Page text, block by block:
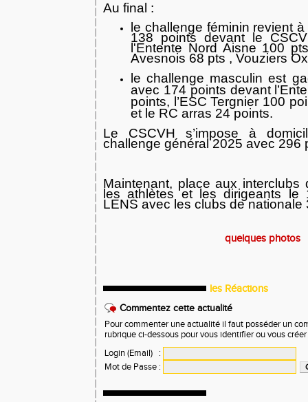
Au final :
le challenge féminin revient
138 points devant le
l'Entente Nord Aisne 100
Avesnois 68 pts , Vouziers
le challenge masculin est
avec 174 points devant
points, l’ESC Tergnier 100
et le RC arras 24 points.
Le CSCVH s’impose à
challenge général 2025 avec 296
Maintenant, place aux interclubs
les athlètes et les dirigeants le
LENS avec les clubs de nationale
quelques photos
les Réactions
Commentez cette actualité
Pour commenter une actualité il faut posséder un
rubrique ci-dessous pour vous identifier ou vous
Login (Email)
:
Mot de Passe :